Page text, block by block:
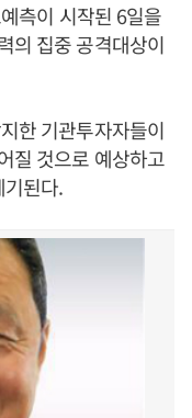
측이 시작된 6일을
의 집중 공격대상이
한 기관투자자들이
질 것으로 예상하고
된다.